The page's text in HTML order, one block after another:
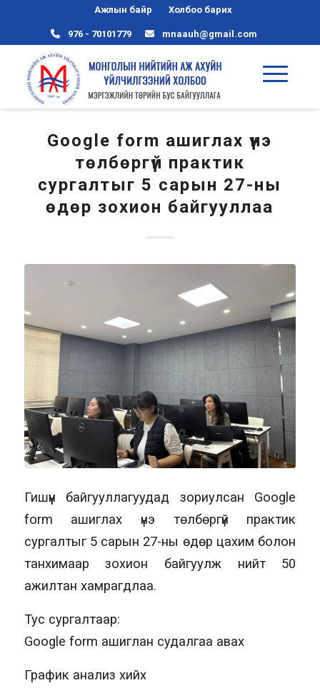
Ажлын байр Холбоо барих
976 - 70101779 mnaauh@gmail.com
Google form ашиглах үнэ
төлбөргүй практик
сургалтыг 5 сарын 27-ны
өдөр зохион байгууллаа
Гишүүн байгууллагуудад зориулсан Google
form ашиглах үнэ төлбөргүй практик
сургалтыг 5 сарын 27-ны өдөр цахим болон
танхимаар зохион байгуулж нийт 50
ажилтан хамрагдлаа.
Тус сургалтаар:
Google form ашиглан судалгаа авах
График анализ хийх